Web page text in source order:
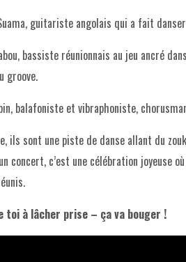
guitariste angolais qui a fait
bassiste réunionnais au jeu ancré
groove.
balafoniste et vibraphoniste,
ils sont une piste de danse allant du
concert, c’est une célébration
toi à lâcher prise – ça va bouger !